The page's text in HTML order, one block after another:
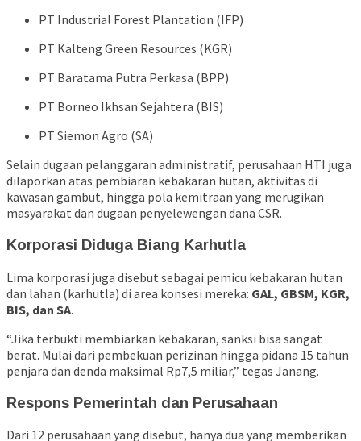
PT Industrial Forest Plantation (IFP)
PT Kalteng Green Resources (KGR)
PT Baratama Putra Perkasa (BPP)
PT Borneo Ikhsan Sejahtera (BIS)
PT Siemon Agro (SA)
Selain dugaan pelanggaran administratif, perusahaan HTI juga
dilaporkan atas pembiaran kebakaran hutan, aktivitas di
kawasan gambut, hingga pola kemitraan yang merugikan
masyarakat dan dugaan penyelewengan dana CSR.
Korporasi Diduga Biang Karhutla
Lima korporasi juga disebut sebagai pemicu kebakaran hutan
dan lahan (karhutla) di area konsesi mereka: GAL, GBSM, KGR,
BIS, dan SA.
“Jika terbukti membiarkan kebakaran, sanksi bisa sangat
berat. Mulai dari pembekuan perizinan hingga pidana 15 tahun
penjara dan denda maksimal Rp7,5 miliar,” tegas Janang.
Respons Pemerintah dan Perusahaan
Dari 12 perusahaan yang disebut, hanya dua yang memberikan